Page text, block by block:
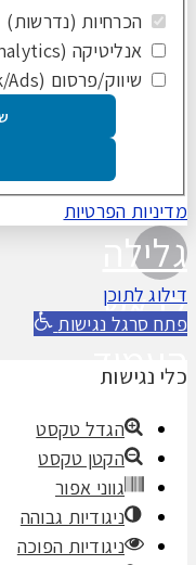
הכרחיות (נדרשות)
אנליטיקה (Google Analytics)
שיווק/פרסום (Facebook/Ads)
מדיניות הפרטיות
גלילה
לראש
העמוד
דילוג לתוכן
פתח סרגל נגישות
כלי נגישות
הגדל טקסט
הקטן טקסט
גווני אפור
ניגודיות גבוהה
ניגודיות הפוכה